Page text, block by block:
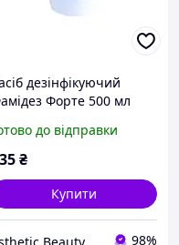
дезінфікуючий
Форте 500 мл
до відправки
₴
Купити
Beauty 98%